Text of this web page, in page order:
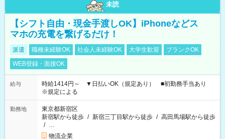
未読
【シフト自由・現金手渡しOK】iPhoneなどス
マホの充電を繋げるだけ！
派遣 職種未経験OK 社会人未経験OK 大学生歓迎
ブランクOK
WEB登録・面接OK
給与
時給1414円～ ▼日払いOK（規定あり） ■初勤務手当あり
※規定による
勤務地
東京都新宿区
新宿駅から徒歩 / 新宿三丁目駅から徒歩 / 高田馬場駅から徒歩
/ …
物流企業